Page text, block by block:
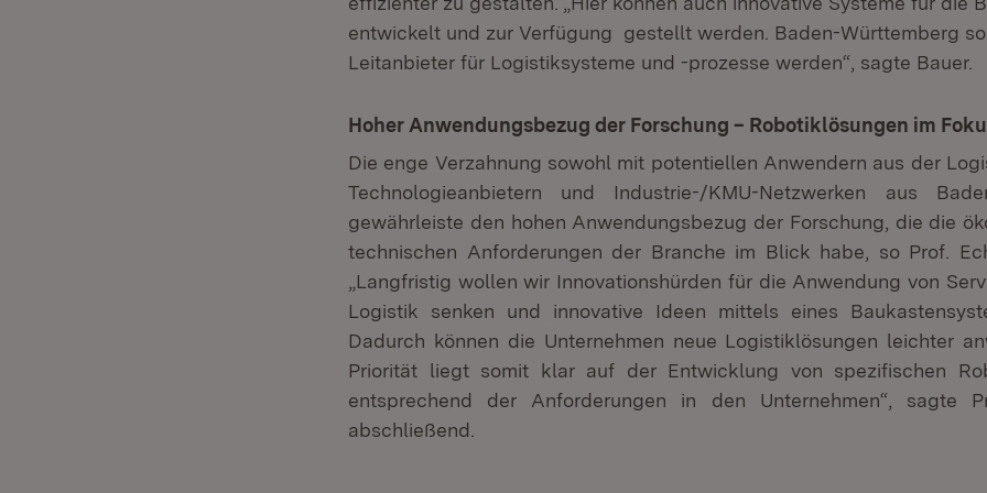
entwickelt und zur Verfügung gestellt werden. Baden-Württemberg
Leitanbieter für Logistiksysteme und -prozesse werden“, sagte Bauer.
Hoher Anwendungsbezug der Forschung – Robotiklösungen im
Die enge Verzahnung sowohl mit potentiellen Anwendern aus der
Technologieanbietern und Industrie-/KMU-Netzwerken aus
gewährleiste den hohen Anwendungsbezug der Forschung, die die
technischen Anforderungen der Branche im Blick habe, so Prof.
„Langfristig wollen wir Innovationshürden für die Anwendung von
Logistik senken und innovative Ideen mittels eines
Dadurch können die Unternehmen neue Logistiklösungen leichter
Priorität liegt somit klar auf der Entwicklung von spezifischen
entsprechend der Anforderungen in den Unternehmen“, sagte
abschließend.